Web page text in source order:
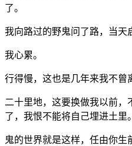
了。
我向路过的野鬼问了路，当
我心累。
行得慢，这也是几年来我不曾
二十里地，这要换做我以前
了，我恨不能将自己埋进土里。
鬼的世界就是这样，任由你